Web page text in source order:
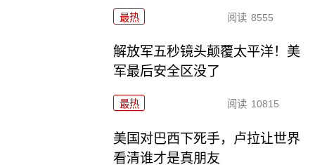
最热 阅读 8555
解放军五秒镜头颠覆太平洋！美
军最后安全区没了
最热 阅读 10815
美国对巴西下死手，卢拉让世界
看清谁才是真朋友